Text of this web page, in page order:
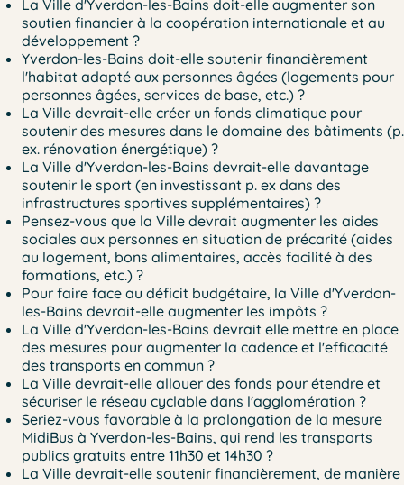
La Ville d'Yverdon-les-Bains doit-elle augmenter son
soutien financier à la coopération internationale et au
développement ?
Yverdon-les-Bains doit-elle soutenir financièrement
l'habitat adapté aux personnes âgées (logements pour
personnes âgées, services de base, etc.) ?
La Ville devrait-elle créer un fonds climatique pour
soutenir des mesures dans le domaine des bâtiments (p.
ex. rénovation énergétique) ?
La Ville d'Yverdon-les-Bains devrait-elle davantage
soutenir le sport (en investissant p. ex dans des
infrastructures sportives supplémentaires) ?
Pensez-vous que la Ville devrait augmenter les aides
sociales aux personnes en situation de précarité (aides
au logement, bons alimentaires, accès facilité à des
formations, etc.) ?
Pour faire face au déficit budgétaire, la Ville d'Yverdon-
les-Bains devrait-elle augmenter les impôts ?
La Ville d'Yverdon-les-Bains devrait elle mettre en place
des mesures pour augmenter la cadence et l'efficacité
des transports en commun ?
La Ville devrait-elle allouer des fonds pour étendre et
sécuriser le réseau cyclable dans l'agglomération ?
Seriez-vous favorable à la prolongation de la mesure
MidiBus à Yverdon-les-Bains, qui rend les transports
publics gratuits entre 11h30 et 14h30 ?
La Ville devrait-elle soutenir financièrement, de manière